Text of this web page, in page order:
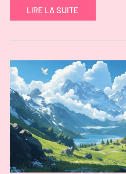
LIRE LA SUITE